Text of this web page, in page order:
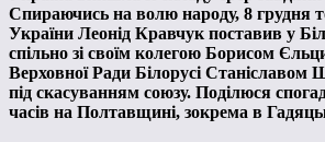
Спираючись на волю народу, 8 грудня
України Леонід Кравчук поставив у
спільно зі своїм колегою Борисом
Верховної Ради Білорусі
під скасуванням союзу. Поділюся
часів на Полтавщині, зокрема в